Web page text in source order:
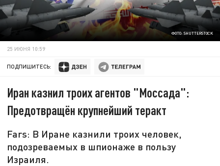
ФОТО: SHUTTERSTOCK
25 ИЮНЯ 10:59
ПОДПИШИТЕСЬ:
Иран казнил троих агентов "Моссада":
Предотвращён крупнейший теракт
Fars: В Иране казнили троих человек,
подозреваемых в шпионаже в пользу
Израиля.